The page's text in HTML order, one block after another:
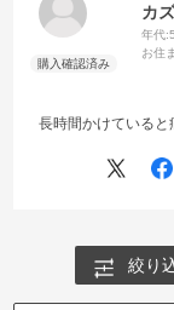
カ
年代:
お住
長時間かけていると
絞り